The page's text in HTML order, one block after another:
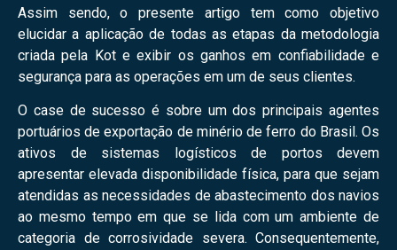
Assim sendo, o presente artigo tem como objetivo
elucidar a aplicação de todas as etapas da metodologia
criada pela Kot e exibir os ganhos em confiabilidade e
segurança para as operações em um de seus clientes.
O case de sucesso é sobre um dos principais agentes
portuários de exportação de minério de ferro do Brasil. Os
ativos de sistemas logísticos de portos devem
apresentar elevada disponibilidade física, para que sejam
atendidas as necessidades de abastecimento dos navios
ao mesmo tempo em que se lida com um ambiente de
categoria de corrosividade severa. Consequentemente,